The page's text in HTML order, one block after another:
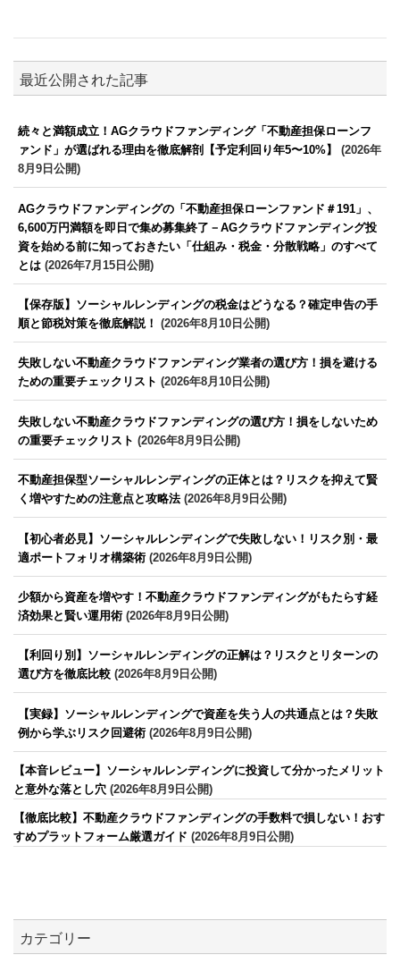
最近公開された記事
続々と満額成立！AGクラウドファンディング「不動産担保ローンフ
ァンド」が選ばれる理由を徹底解剖【予定利回り年5〜10%】
(2026年
8月9日公開)
AGクラウドファンディングの「不動産担保ローンファンド＃191」、
6,600万円満額を即日で集め募集終了－AGクラウドファンディング投
資を始める前に知っておきたい「仕組み・税金・分散戦略」のすべて
とは (2026年7月15日公開)
【保存版】ソーシャルレンディングの税金はどうなる？確定申告の手
順と節税対策を徹底解説！ (2026年8月10日公開)
失敗しない不動産クラウドファンディング業者の選び方！損を避ける
ための重要チェックリスト (2026年8月10日公開)
失敗しない不動産クラウドファンディングの選び方！損をしないため
の重要チェックリスト (2026年8月9日公開)
不動産担保型ソーシャルレンディングの正体とは？リスクを抑えて賢
く増やすための注意点と攻略法(2026年8月9日公開)
【初心者必見】ソーシャルレンディングで失敗しない！リスク別・最
適ポートフォリオ構築術 (2026年8月9日公開)
少額から資産を増やす！不動産クラウドファンディングがもたらす経
済効果と賢い運用術 (2026年8月9日公開)
【利回り別】ソーシャルレンディングの正解は？リスクとリターンの
選び方を徹底比較 (2026年8月9日公開)
【実録】ソーシャルレンディングで資産を失う人の共通点とは？失敗
例から学ぶリスク回避術 (2026年8月9日公開)
【本音レビュー】ソーシャルレンディングに投資して分かったメリット
と意外な落とし穴 (2026年8月9日公開)
【徹底比較】不動産クラウドファンディングの手数料で損しない！おす
すめプラットフォーム厳選ガイド (2026年8月9日公開)
カテゴリー